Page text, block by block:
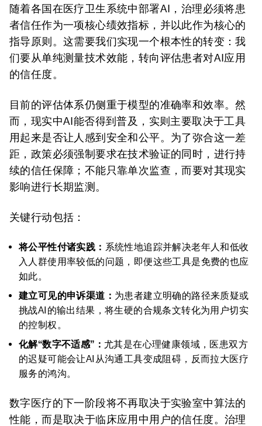
随着各国在医疗卫生系统中部署AI，治理必须将患
者信任作为一项核心绩效指标，并以此作为核心的
指导原则。这需要我们实现一个根本性的转变：我
们要从单纯测量技术效能，转向评估患者对AI应用
的信任度。
目前的评估体系仍侧重于模型的准确率和效率。然
而，现实中AI能否得到普及，实则主要取决于工具
用起来是否让人感到安全和公平。为了弥合这一差
距，政策必须强制要求在技术验证的同时，进行持
续的信任保障；不能只靠单次监查，而要对其现实
影响进行长期监测。
关键行动包括：
将公平性付诸实践： 系统性地追踪并解决老年人和低收
入人群使用率较低的问题，即便这些工具是免费的也应
如此。
建立可见的申诉渠道： 为患者建立明确的路径来质疑或
挑战AI的输出结果，将生硬的合规条文转化为用户切实
的控制权。
化解“数字不适感” ： 尤其是在心理健康领域，医患双方
的迟疑可能会让AI从沟通工具变成阻碍，反而拉大医疗
服务的鸿沟。
数字医疗的下一阶段将不再取决于实验室中算法的
性能，而是取决于临床应用中用户的信任度。治理